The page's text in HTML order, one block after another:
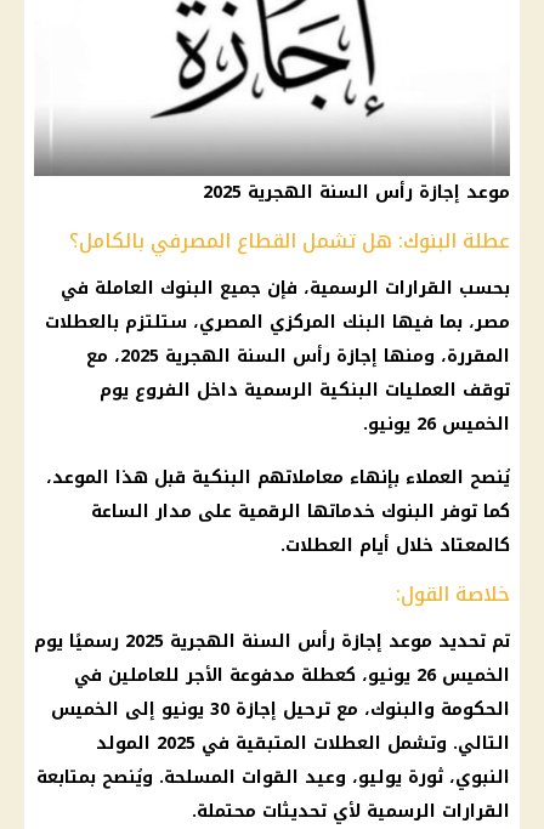
موعد إجازة رأس السنة الهجرية 2025
عطلة البنوك: هل تشمل القطاع المصرفي بالكامل؟
بحسب القرارات الرسمية، فإن جميع البنوك العاملة في
مصر، بما فيها البنك المركزي المصري، ستلتزم بالعطلات
المقررة، ومنها إجازة رأس السنة الهجرية 2025
، مع
توقف العمليات البنكية الرسمية داخل الفروع يوم
الخميس 26 يونيو.
يُنصح العملاء بإنهاء معاملاتهم البنكية قبل هذا الموعد،
كما توفرالبنوك خدماتها الرقمية على مدار الساعة
كالمعتاد خلال أيام العطلات.
خلاصة القول:
تم تحديد موعد إجازة رأس السنة الهجرية 2025 رسميًا يوم
الخميس 26 يونيو، كعطلة مدفوعة الأجر للعاملين في
الحكومة والبنوك، مع ترحيل إجازة 30 يونيو
إلى الخميس
التالي. وتشمل العطلات المتبقية في 2025 المولد
النبوي، ثورة يوليو، وعيد القوات المسلحة. ويُنصح بمتابعة
القرارات الرسمية لأي تحديثات محتملة.